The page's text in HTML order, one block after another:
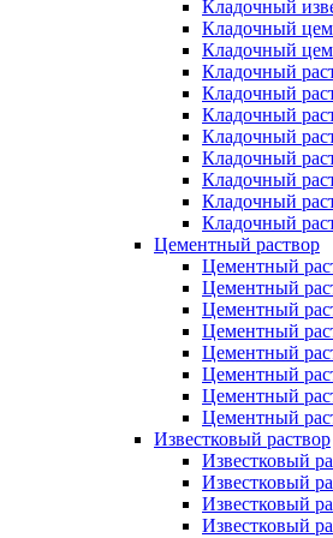
Кладочный
Кладочный
Кладочный
Кладочный
Кладочный
Кладочный
Кладочный
Кладочный
Кладочный
Кладочный
Кладочный
Цементный раствор
Цементный
Цементный
Цементный
Цементный
Цементный
Цементный
Цементный
Цементный
Известковый раствор
Известковый
Известковый
Известковый
Известковый